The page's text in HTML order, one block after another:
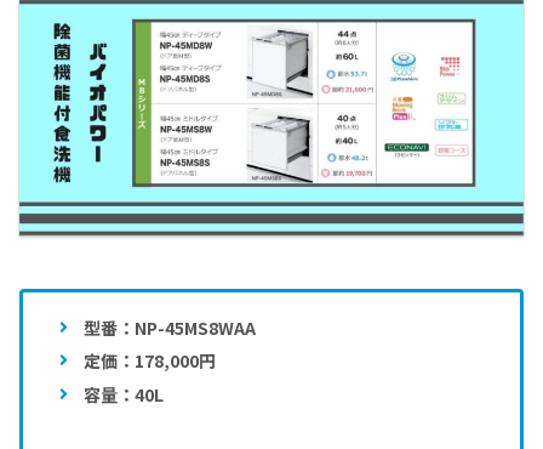
型番：NP-45MS8WAA
定価：178,000円
容量：40L